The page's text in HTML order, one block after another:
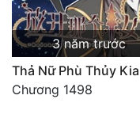
3 năm trước
Thả Nữ Phù Thủy Kia
Chương 1498